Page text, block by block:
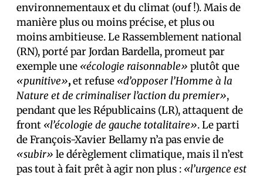
environnementaux et du climat (ouf !). Mais de
manière plus ou moins précise, et plus ou
moins ambitieuse. Le Rassemblement national
(RN), porté par Jordan Bardella, promeut par
exemple une «écologie raisonnable» plutôt que
«punitive»,et refuse «d’opposer l’Homme à la
Nature et de criminaliser l’action du premier»,
pendant que les Républicains (LR), attaquent de
front «l’écologie de gauche totalitaire». Le parti
de François-Xavier Bellamy n’a pas envie de
«subir» le dérèglement climatique, mais il n’est
pas tout à fait prêt à agir non plus : «l’urgence est